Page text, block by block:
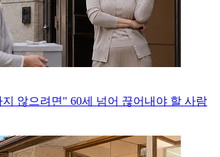
않으려면" 60세 넘어 끊어내야 할 사람